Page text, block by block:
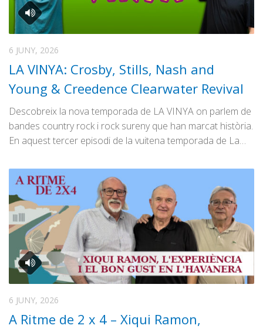
6 JUNY, 2026
LA VINYA: Crosby, Stills, Nash and
Young & Creedence Clearwater Revival
Descobreix la nova temporada de LA VINYA on parlem de
bandes country rock i rock sureny que han marcat història.
En aquest tercer episodi de la vuitena temporada de La…
6 JUNY, 2026
A Ritme de 2 x 4 – Xiqui Ramon,